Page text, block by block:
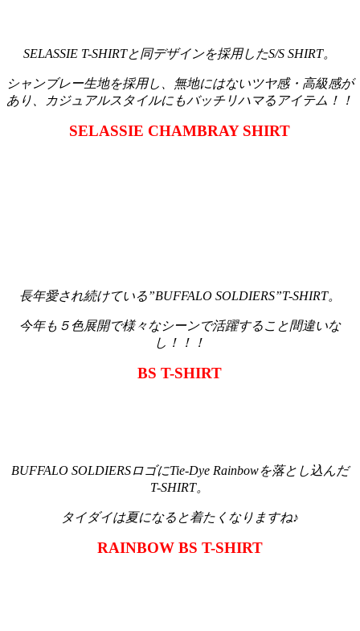
SELASSIE T-SHIRTと同デザインを採用したS/S SHIRT。
シャンブレー生地を採用し、無地にはないツヤ感・高級感が
あり、カジュアルスタイルにもバッチリハマるアイテム！！
SELASSIE CHAMBRAY SHIRT
長年愛され続けている”BUFFALO SOLDIERS”T-SHIRT。
今年も５色展開で様々なシーンで活躍すること間違いな
し！！！
BS T-SHIRT
BUFFALO SOLDIERSロゴにTie-Dye Rainbowを落とし込んだ
T-SHIRT。
タイダイは夏になると着たくなりますね♪
RAINBOW BS T-SHIRT